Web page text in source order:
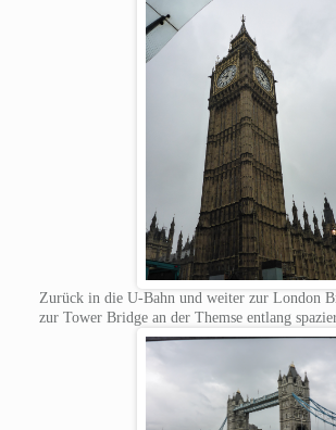
Zurück in die U-Bahn und weiter zur London
zur Tower Bridge an der Themse entlang